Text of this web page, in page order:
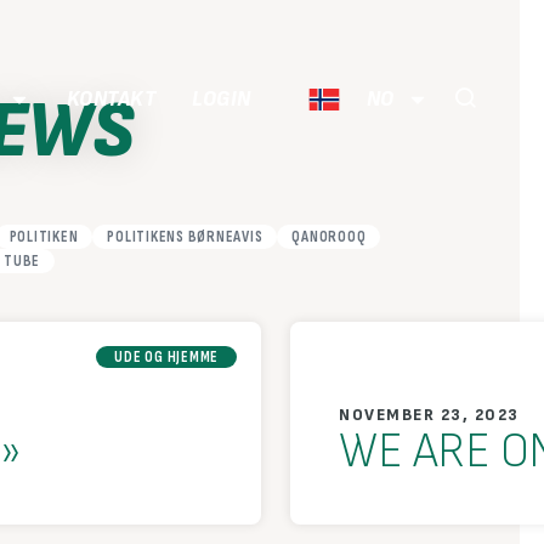
KONTAKT
POLITIKEN POLITIKENS BØRNEAVIS
QANOROOQ
TUBE
UDE OG HJEMME
NOVEMBER 23, 2023
WE ARE